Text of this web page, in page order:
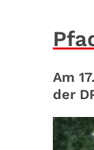
Am
der